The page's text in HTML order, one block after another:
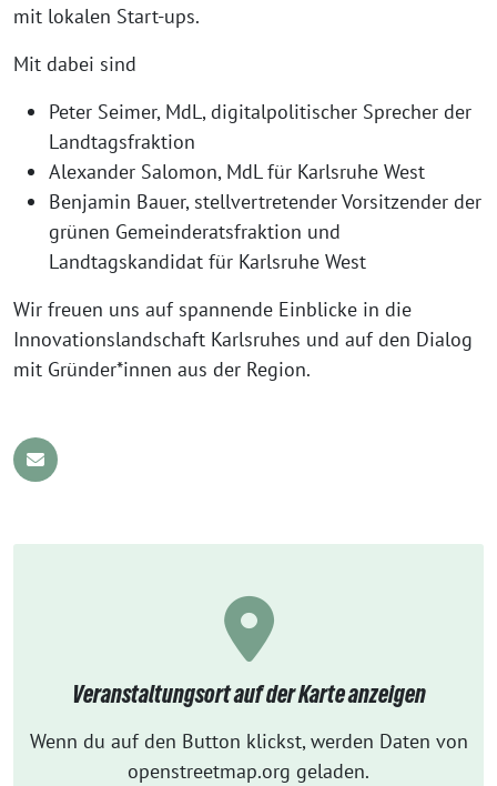
mit lokalen Start-ups.
Mit dabei sind
Peter Seimer, MdL, digitalpolitischer Sprecher der
Landtagsfraktion
Alexander Salomon, MdL für Karlsruhe West
Benjamin Bauer, stellvertretender Vorsitzender der
grünen Gemeinderatsfraktion und
Landtagskandidat für Karlsruhe West
Wir freuen uns auf spannende Einblicke in die
Innovationslandschaft Karlsruhes und auf den Dialog
mit Gründer*innen aus der Region.
Veranstaltungsort auf der Karte anzeigen
Wenn du auf den Button klickst, werden Daten von
openstreetmap.org geladen.